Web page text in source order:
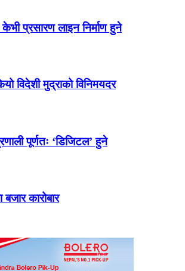
प्रसारण लाइन निर्माण हुने
विदेशी मुद्राको विनिमयदर
पूर्णतः ‘डिजिटल’ हुने
कारोबार